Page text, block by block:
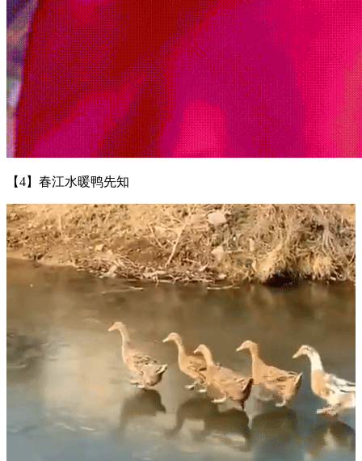
【4】春江水暖鸭先知